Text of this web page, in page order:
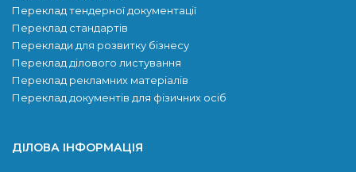
Переклад тендерної документації
Переклад стандартів
Переклади для розвитку бiзнесу
Переклад ділового листування
Переклад рекламних матеріалів
Переклад документів для фізичних осіб
ДІЛОВА ІНФОРМАЦІЯ